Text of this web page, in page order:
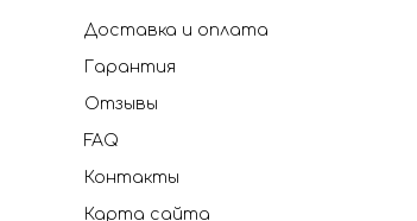
Доставка и оплата
Гарантия
Отзывы
FAQ
Контакты
Карта сайта